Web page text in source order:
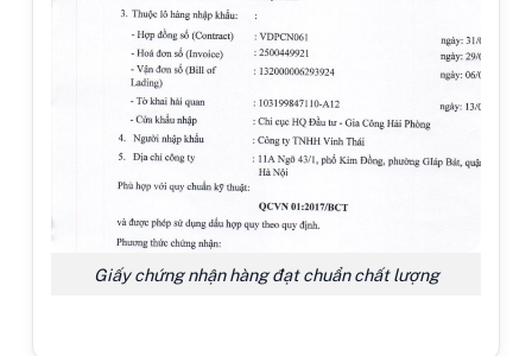
Giấy chứng nhận hàng đạt chuẩn chất lượng